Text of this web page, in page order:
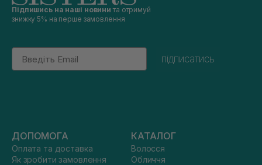
Підпишись на наші новини та отримуй
знижку 5% на перше замовлення
Email
підписатись
ДОПОМОГА
Оплата та доставка
Як зробити замовлення
КАТАЛОГ
Волосся
Обличчя